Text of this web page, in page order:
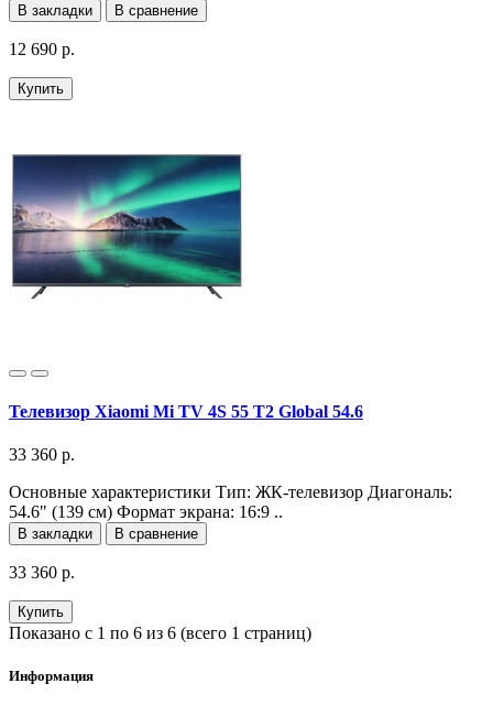
В закладки В сравнение
12 690 р.
Купить
Телевизор Xiaomi Mi TV 4S 55 T2 Global 54.6
33 360 р.
Основные характеристики Тип: ЖК-телевизор Диагональ:
54.6" (139 см) Формат экрана: 16:9 ..
В закладки В сравнение
33 360 р.
Купить
Показано с 1 по 6 из 6 (всего 1 страниц)
Информация